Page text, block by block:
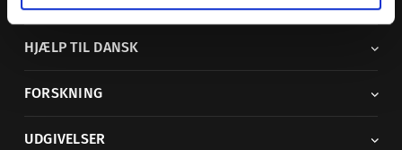
HJÆLP TIL DANSK
FORSKNING
UDGIVELSER